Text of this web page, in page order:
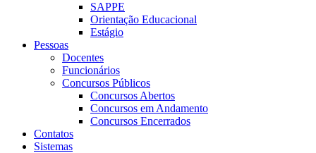
SAPPE
Orientação Educacional
Estágio
Pessoas
Docentes
Funcionários
Concursos Públicos
Concursos Abertos
Concursos em Andamento
Concursos Encerrados
Contatos
Sistemas